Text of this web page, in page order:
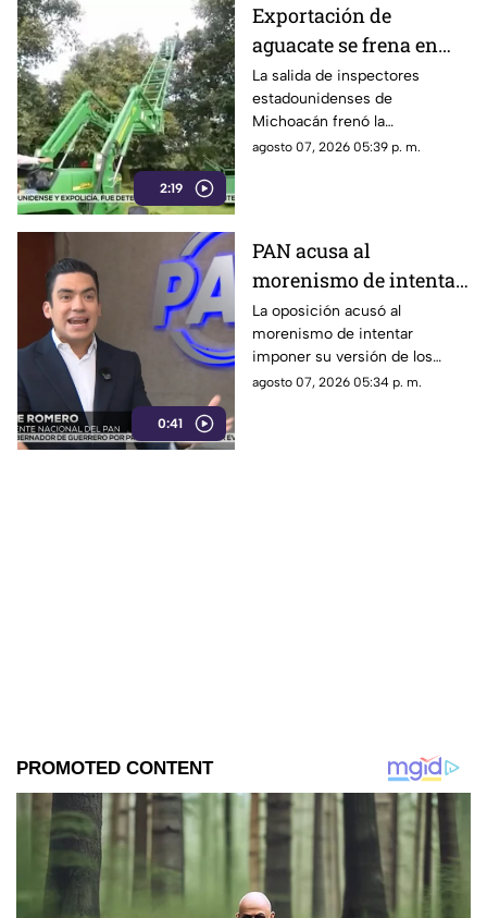
2:19
Exportación de
aguacate se frena en
Michoacán tras salida
de inspectores de
Estados Unidos
La salida de inspectores
estadounidenses de
Michoacán frenó la
exportación de aguacate y
agosto 07, 2026 05:39 p. m.
0:41
PAN acusa al
morenismo de intentar
imponer su versión
mediante censura
La oposición acusó al
morenismo de intentar
imponer su versión de los
hechos y censurar
agosto 07, 2026 05:34 p. m.